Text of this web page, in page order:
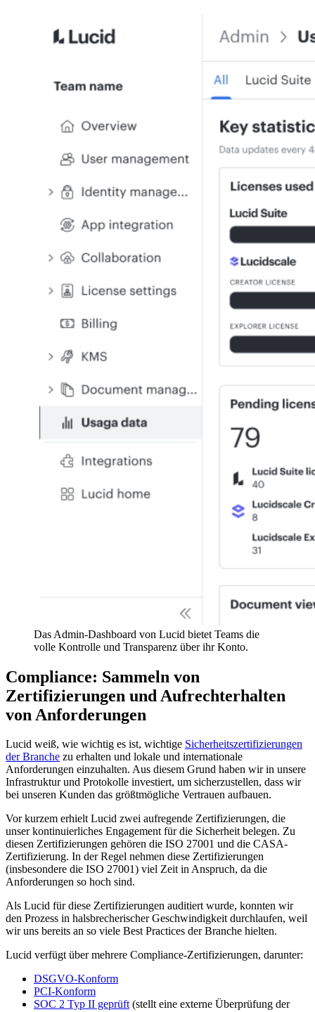
Das Admin-Dashboard von Lucid bietet Teams die
volle Kontrolle und Transparenz über ihr Konto.
Compliance: Sammeln von
Zertifizierungen und Aufrechterhalten
von Anforderungen
Lucid weiß, wie wichtig es ist, wichtige Sicherheitszertifizierungen
der Branche zu erhalten und lokale und internationale
Anforderungen einzuhalten. Aus diesem Grund haben wir in unsere
Infrastruktur und Protokolle investiert, um sicherzustellen, dass wir
bei unseren Kunden das größtmögliche Vertrauen aufbauen.
Vor kurzem erhielt Lucid zwei aufregende Zertifizierungen, die
unser kontinuierliches Engagement für die Sicherheit belegen. Zu
diesen Zertifizierungen gehören die ISO 27001 und die CASA-
Zertifizierung. In der Regel nehmen diese Zertifizierungen
(insbesondere die ISO 27001) viel Zeit in Anspruch, da die
Anforderungen so hoch sind.
Als Lucid für diese Zertifizierungen auditiert wurde, konnten wir
den Prozess in halsbrecherischer Geschwindigkeit durchlaufen, weil
wir uns bereits an so viele Best Practices der Branche hielten.
Lucid verfügt über mehrere Compliance-Zertifizierungen, darunter:
DSGVO-Konform
PCI-Konform
SOC 2 Typ II geprüft(stellt eine externe Überprüfung der